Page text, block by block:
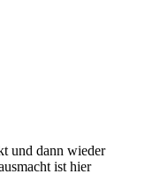
und dann wieder
ist hier